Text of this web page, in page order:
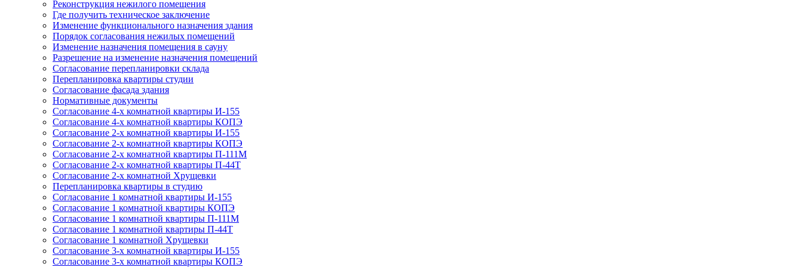
Реконструкция нежилого помещения
Где получить техническое заключение
Изменение функционального назначения здания
Порядок согласования нежилых помещений
Изменение назначения помещения в сауну
Разрешение на изменение назначения помещений
Согласование перепланировки склада
Перепланировка квартиры студии
Согласование фасада здания
Нормативные документы
Согласование 4-х комнатной квартиры И-155
Согласование 4-х комнатной квартиры КОПЭ
Согласование 2-х комнатной квартиры И-155
Согласование 2-х комнатной квартиры КОПЭ
Согласование 2-х комнатной квартиры П-111М
Согласование 2-х комнатной квартиры П-44Т
Согласование 2-х комнатной Хрущевки
Перепланировка квартиры в студию
Согласование 1 комнатной квартиры И-155
Согласование 1 комнатной квартиры КОПЭ
Согласование 1 комнатной квартиры П-111М
Согласование 1 комнатной квартиры П-44Т
Согласование 1 комнатной Хрущевки
Согласование 3-х комнатной квартиры И-155
Согласование 3-х комнатной квартиры КОПЭ